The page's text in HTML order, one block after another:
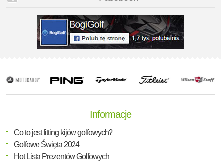
Informacje
Co to jest fitting kijów golfowych?
Golfowe Święta 2024
Hot Lista Prezentów Golfowych